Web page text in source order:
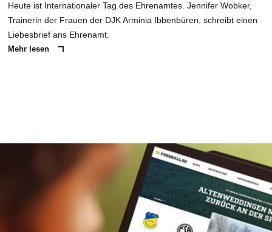
Heute ist Internationaler Tag des Ehrenamtes. Jennifer Wobker,
Trainerin der Frauen der DJK Arminia Ibbenbüren, schreibt einen
Liebesbrief ans Ehrenamt.
Mehr lesen